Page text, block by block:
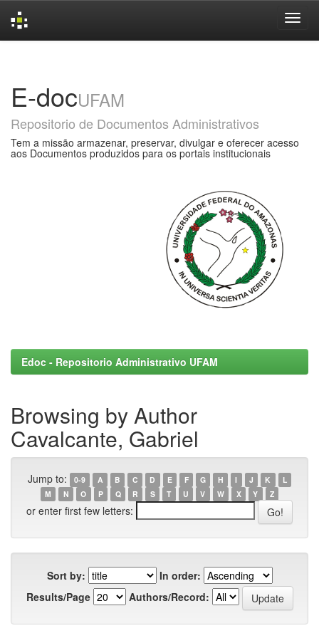
E-docUFAM
Repositorio de Documentos Administrativos
Tem a missão armazenar, preservar, divulgar e oferecer acesso
aos Documentos produzidos para os portais institucionais
Edoc - Repositorio Administrativo UFAM
Browsing by Author
Cavalcante, Gabriel
Jump to: 0-9 A B C D E F G H I J K
L
M
N O P Q R S T U V W X Y Z
or enter first few letters:
Sort by:
In order:
Results/Page
Authors/Record: